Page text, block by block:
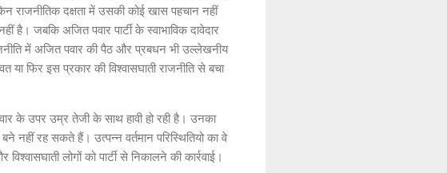
राजनीतिक दक्षता में उसकी कोई खास पहचान नहीं
है। जबकि अजित पवार पार्टी के स्वाभाविक दावेदार
में अजित पवार की पैठ और प्रबधन भी उल्लेखनीय
या फिर इस प्रकार की विश्वासघाती राजनीति से बचा
उपर उम्र तेजी के साथ हावी हो रही है। उनका
नहीं रह सकते हैं। उत्पन्न वर्तमान परिस्थितियो का वे
लोगों को पार्टी से निकालने की कार्रवाई।